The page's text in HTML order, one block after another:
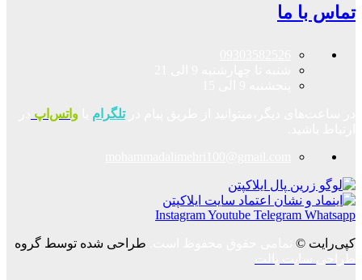
تماس با ما
در ساعت‌های دیگر،میتوانید از طریق پیام درتلگرام واتس‌اپ
InstagramYoutube Telegram Whatsapp
کپی‌رایت ©
طراحی شده توسط گروه